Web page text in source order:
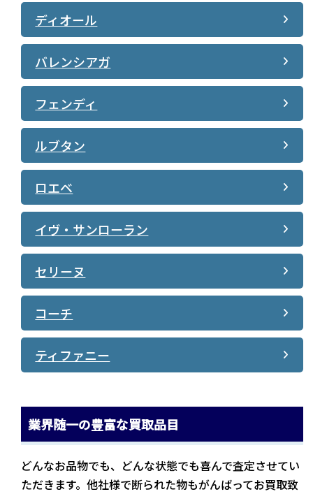
ディオール
バレンシアガ
フェンディ
ルブタン
ロエベ
イヴ・サンローラン
セリーヌ
コーチ
ティファニー
業界随一の豊富な買取品目
どんなお品物でも、どんな状態でも喜んで査定させてい
ただきます。他社様で断られた物もがんばってお買取致